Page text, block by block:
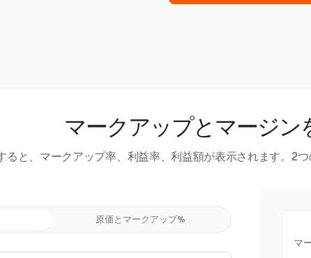
マークアップとマージン
ると、マークアップ率、利益率、利益額が表示されます。2
原価とマークアップ%
マ